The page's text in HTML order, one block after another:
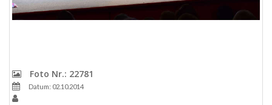
Foto Nr.: 22781
Datum: 02.10.2014